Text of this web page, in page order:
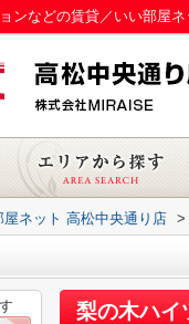
ンなどの賃貸／いい部屋
ネット 高松中央通り店 >
梨の木ハイ